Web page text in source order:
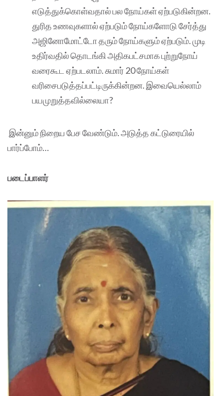
எடுத்துக்கொள்வதால் பல நோய்கள் ஏற்படுகின்றன.
துரித உணவுகளால் ஏற்படும் நோய்களோடு சேர்த்து
அஜினோமோட்டோ தரும் நோய்களும் ஏற்படும். முடி
உதிர்வதில் தொடங்கி அதிகபட்சமாக புற்றுநோய்
வரைகூட ஏற்படலாம். சுமார் 20 நோய்கள்
வரிசைபடுத்தப்பட்டிருக்கின்றன. இவையெல்லாம்
பயமுறுத்தவில்லையா?
இன்னும் நிறைய பேச வேண்டும். அடுத்த கட்டுரையில்
பார்ப்போம்…
படைப்பாளர்